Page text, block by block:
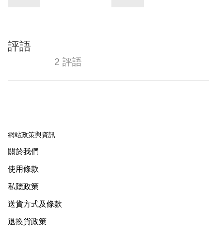
評語
2 評語
網站政策與資訊
關於我們
使用條款
私隱政策
送貨方式及條款
退換貨政策